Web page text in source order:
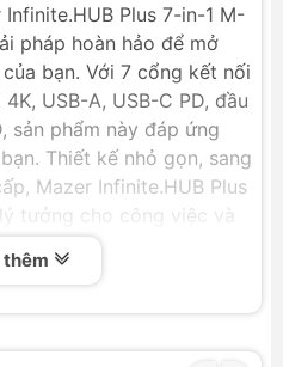
Plus 7-in-1 M-
pháp hoàn hảo để mở
bạn. Với 7 cổng kết nối
USB-A, USB-C PD, đầu
sản phẩm này đáp ứng
Thiết kế nhỏ gọn, sang
Mazer Infinite.HUB Plus
tưởng cho công việc và
Cổng Chuyển Đổi
Plus 7-in-1 M-
thêm